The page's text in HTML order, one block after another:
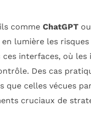
comme ChatGPT
lumière les
interfaces, où
Des cas
celles vécues
cruciaux de